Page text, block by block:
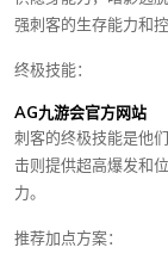
强刺客的生存能力和控
终极技能：
AG九游会官方网站
刺客的终极技能是他
击则提供超高爆发和
力。
推荐加点方案：